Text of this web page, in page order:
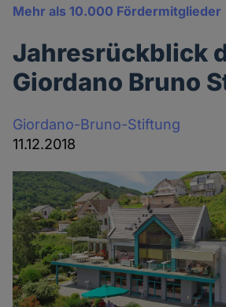
Mehr als 10.000 Fördermitglieder
Jahresrückblick
Giordano Bruno
Giordano-Bruno-Stiftung
11.12.2018